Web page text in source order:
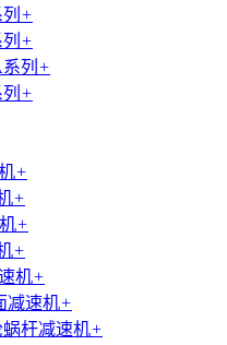
+
+
列 +
+
+
+
+
+
机+
减速机+
杆减速机+